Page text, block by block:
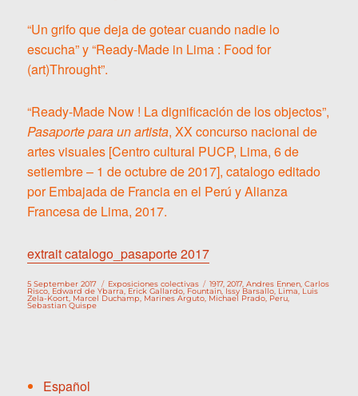
“Un grifo que deja de gotear cuando nadie lo
escucha” y “Ready-Made in Lima : Food for
(art)Throught”.
“Ready-Made Now ! La dignificación de los objectos”,
Pasaporte para un artista, XX concurso nacional de
artes visuales [Centro cultural PUCP, Lima, 6 de
setiembre – 1 de octubre de 2017], catalogo editado
por Embajada de Francia en el Perú y Alianza
Francesa de Lima, 2017.
extrait catalogo_pasaporte 2017
Publicado
el
5 September 2017 Categorías
Exposiciones colectivas Etiquetas
1917,2017,Andres Ennen ,Carlos
Risco Edward de Ybarra Erick Gallardo Fountain, Issy Barsallo Lima ,Luis
Zela-Koort Marcel Duchamp Marines Arguto Michael Prado Peru
Sebastian Quispe
Español